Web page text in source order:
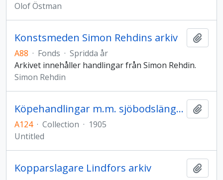
Olof Östman
Konstsmeden Simon Rehdins arkiv
A88 · Fonds · Spridda år
Arkivet innehåller handlingar från Simon Rehdin.
Simon Rehdin
Köpehandlingar m.m. sjöbodslängan 1A Hudiksvall
A124 · Collection · 1905
Untitled
Kopparslagare Lindfors arkiv